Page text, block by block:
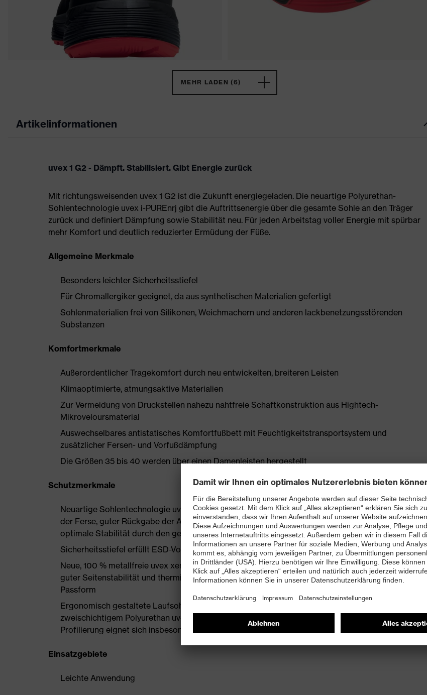
MEHR LADEN (6)
Artikelinformationen
uvex 1 G2 - Dämpft. Stabilisiert. Gibt Energie zurück
Mit richtungsweisenden uvex 1 G2 ist die Zukunft energiegeladen. Die neuartige Polyurethan-
Sohlentechnologie uvex i-PUREnrj gibt die Auftrittsenergie über die gesamte Sohle an den Träger
zurück und definiert Dämpfung sowie Stabilität neu. Für jeden Arbeitstag voller Energie mit spürbar
mehr Komfort und deutlich reduzierter Ermüdung der Füße.
Allgemeine Merkmale
Besonders leichter Sicherheitsstiefel
Für Chromallergiker geeignet, da aus synthetischen Materialien gefertigt
Sohlenmaterialien frei von Silikonen, Weichmachern und anderen lackbenetzungsstörenden
Substanzen
Komfortmerkmale
Außerordentlicher Tragekomfort durch neu entwickelten, breiteren Leisten
Klimaoptimierte, atmungsaktive Materialien
Zur Vermeidung von Druckstellen nahezu nahtfreie Schaftkonstruktion aus Hightech-
Mikroveloursmaterial
Auswechselbares antistatisches Komfortfußbett mit Feuchtigkeitstransportsystem und
zusätzlicher Fersen- und Vorfußdämpfung
Die Größen 35 bis 40 werden über einen Damenleisten hergestellt
Schutzmerkmale
Neuartige Sohlentechnologie uvex i-PUREnrj mit besten Dämpfungseigenschaften im Vorfuß und
der Ferse, guter Rückgabe der Auftrittsenergie (Rebound) über die gesamte Zwischensohle und
optimale Stabilität durch den geschäumten Fersenkorb
Sicherheitsstiefel erfüllt ESD-Vorgaben mit Ableitwiderstand kleiner 100 Megaohm
Neue, 100 % metallfreie uvex xenova®-Zehenschutzkappe – kompakt, anatomisch geformt, mit
guter Seitenstabilität und thermisch nicht leitend, breiter für mehr Zehenfreiheit und optimale
Passform
Ergonomisch gestaltete Laufsohle setzt neueste biomechanische Erkenntnisse um und besteht aus
zweischichtigem Polyurethan uvex i-PUREnrj mit sehr guten, rutschhemmenden Eigenschaften, die
Profilierung eignet sich insbesondere für den Einsatz auf Industrieböden
Einsatzgebiete
Leichte Anwendung